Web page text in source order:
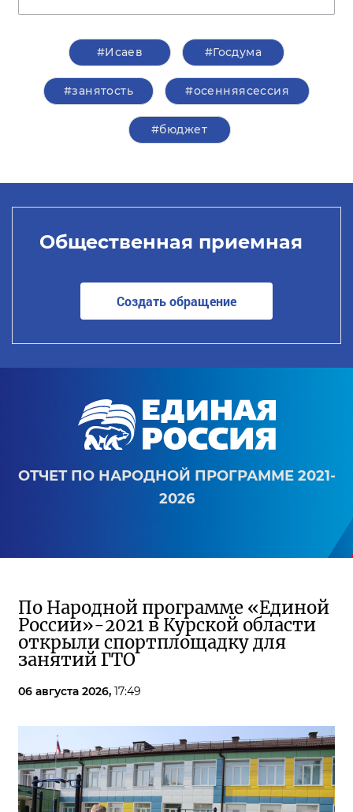
#Исаев #Госдума
#занятость #осенняясессия
#бюджет
Общественная приемная
Создать обращение
ОТЧЕТ ПО НАРОДНОЙ ПРОГРАММЕ 2021-
2026
По Народной программе «Единой
России»-2021 в Курской области
открыли спортплощадку для
занятий ГТО
06 августа 2026, 17:49